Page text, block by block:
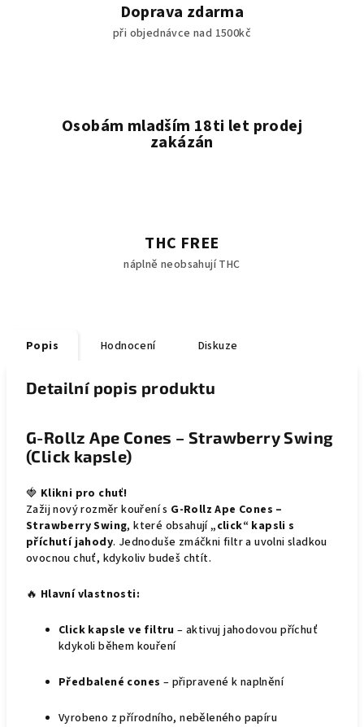
Doprava zdarma
při objednávce nad 1500kč
Osobám mladším 18ti let prodej
zakázán
THC FREE
náplně neobsahují THC
Popis Hodnocení Diskuze
Detailní popis produktu
G-Rollz Ape Cones – Strawberry Swing
(Click kapsle)
🍓 Klikni pro chuť!
Zažij nový rozměr kouření s G-Rollz Ape Cones –
Strawberry Swing, které obsahují„click“ kapsli s
příchutí jahody. Jednoduše zmáčkni filtr a uvolni sladkou
ovocnou chuť, kdykoliv budeš chtít.
🔥 Hlavní vlastnosti:
Click kapsle ve filtru – aktivuj jahodovou příchuť
kdykoli během kouření
Předbalené cones – připravené k naplnění
Vyrobeno z přírodního, neběleného papíru